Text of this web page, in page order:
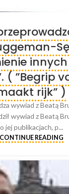
( ”Begrip
rijk” )
wywiad z Beatą
wywiad z Beatą
o jej publikacjach, p...
CONTINUE READING